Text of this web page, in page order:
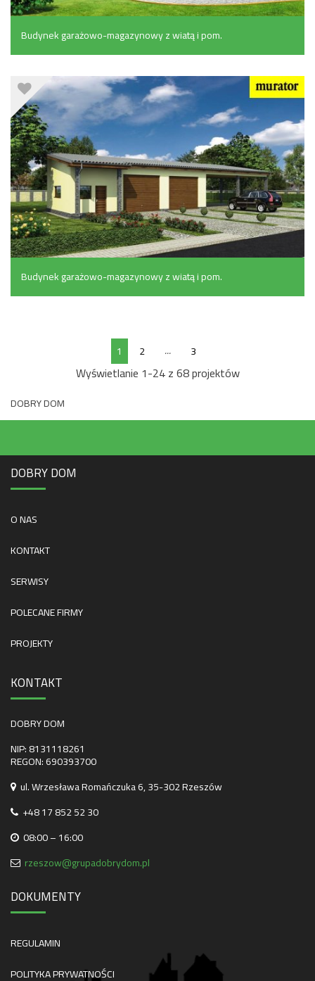
Budynek garażowo-magazynowy z wiatą i pom.
pomocniczymi (64.5 m²)
Budynek garażowo-magazynowy z wiatą i pom.
pomocniczymi (73.4 m²)
1 2 ... 3
Wyświetlanie 1-24 z 68 projektów
DOBRY DOM
DOBRY DOM
O NAS
KONTAKT
SERWISY
POLECANE FIRMY
PROJEKTY
KONTAKT
DOBRY DOM
NIP: 8131118261
REGON: 690393700
ul. Wrzesława Romańczuka 6, 35-302 Rzeszów
+48 17 852 52 30
08:00 – 16:00
rzeszow@grupadobrydom.pl
DOKUMENTY
REGULAMIN
POLITYKA PRYWATNOŚCI